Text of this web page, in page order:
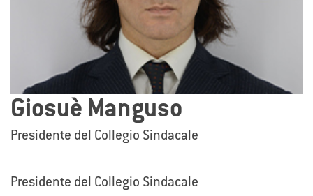
Giosuè Manguso
Presidente del Collegio Sindacale
Presidente del Collegio Sindacale